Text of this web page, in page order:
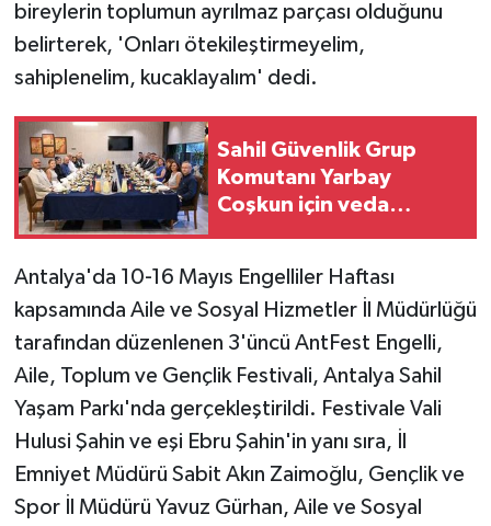
bireylerin toplumun ayrılmaz parçası olduğunu
belirterek, 'Onları ötekileştirmeyelim,
sahiplenelim, kucaklayalım' dedi.
Sahil Güvenlik Grup
Komutanı Yarbay
Coşkun için veda
Antalya'da 10-16 Mayıs Engelliler Haftası
kapsamında Aile ve Sosyal Hizmetler İl Müdürlüğü
tarafından düzenlenen 3'üncü AntFest Engelli,
Aile, Toplum ve Gençlik Festivali, Antalya Sahil
Yaşam Parkı'nda gerçekleştirildi. Festivale Vali
Hulusi Şahin ve eşi Ebru Şahin'in yanı sıra, İl
Emniyet Müdürü Sabit Akın Zaimoğlu, Gençlik ve
Spor İl Müdürü Yavuz Gürhan, Aile ve Sosyal